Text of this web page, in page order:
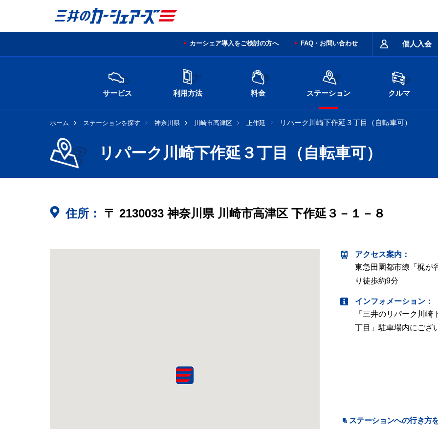
個人入会
カーシェア導入をご検討の方へ FAQ・お問い合わせ
サービス 利用方法 料金 ステーション クルマ
ホーム ステーションを探す 神奈川県 川崎市高津区 上作延 リパーク川崎下作延３丁目（自転車可）
リパーク川崎下作延３丁目（自転車可）
住所： 〒 2130033 神奈川県 川崎市高津区 下作延３－１－８
アクセス案内 ：
東急田園都市線「梶が
り徒歩約9分
インフォメーション：
「三井のリパーク川崎
丁目」駐車場内にござ
ステーションへの行き方